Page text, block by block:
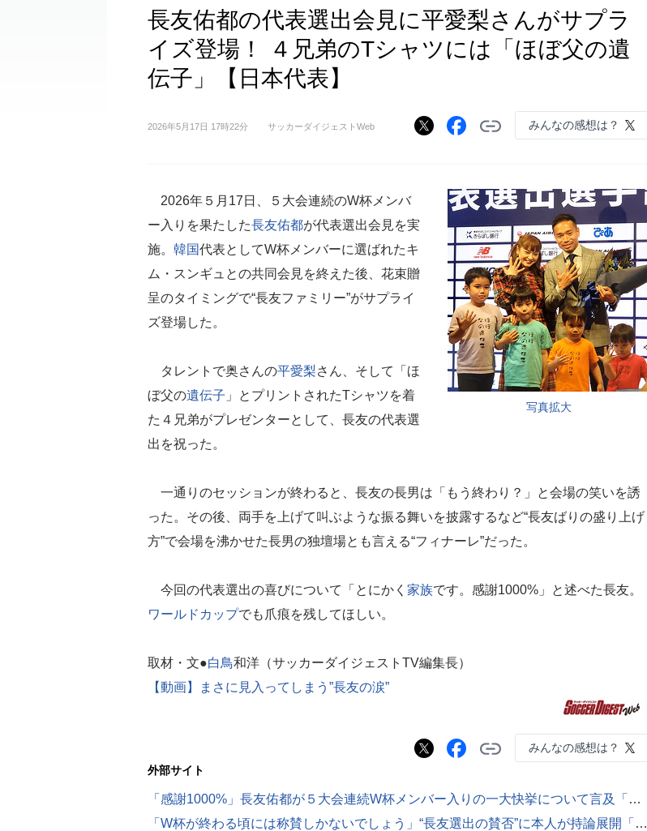
長友佑都の代表選出会見に平愛梨さんがサプラ
イズ登場！ ４兄弟のTシャツには「ほぼ父の遺
伝子」【日本代表】
2026年5月17日 17時22分 サッカーダイジェストWeb みんなの感想は？
写真拡大
2026年５月17日、５大会連続のW杯メンバ
ー入りを果たした長友佑都が代表選出会見を実
施。 韓国代表としてW杯メンバーに選ばれたキ
ム・スンギュとの共同会見を終えた後、花束贈
呈のタイミングで“長友ファミリー”がサプライ
ズ登場した。
タレントで奥さんの平愛梨さん、そして「ほ
ぼ父の遺伝子 」とプリントされたTシャツを着
た４兄弟がプレゼンターとして、長友の代表選
出を祝った。
一通りのセッションが終わると、長友の長男は「もう終わり？」と会場の笑いを誘
った。その後、両手を上げて叫ぶような振る舞いを披露するなど“長友ばりの盛り上げ
方”で会場を沸かせた長男の独壇場とも言える“フィナーレ”だった。
今回の代表選出の喜びについて「とにかく 家族です。感謝1000%」と述べた長友。
ワールドカップでも爪痕を残してほしい。
取材・文●白鳥和洋（サッカーダイジェストTV編集長）
【動画】まさに見入ってしまう”長友の涙”
みんなの感想は？
外部サイト
「感謝1000%」長友佑都が５大会連続W杯メンバー入りの一大快挙について言及「いずれ後輩に抜かれるので、それよりも…」【日本代表】
「W杯が終わる頃には称賛しかないでしょう」“長友選出の賛否”に本人が持論展開「空気清浄機みたいな役割も果たせる」【日本代表】